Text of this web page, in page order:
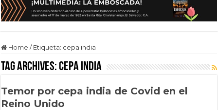
Home / Etiqueta: cepa india
Tag Archives:cepa india
Temor por cepa india de Covid en el
Reino Unido